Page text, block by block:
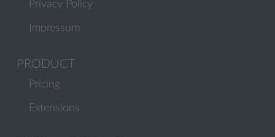
Privacy Policy
Impressum
PRODUCT
Pricing
Extensions